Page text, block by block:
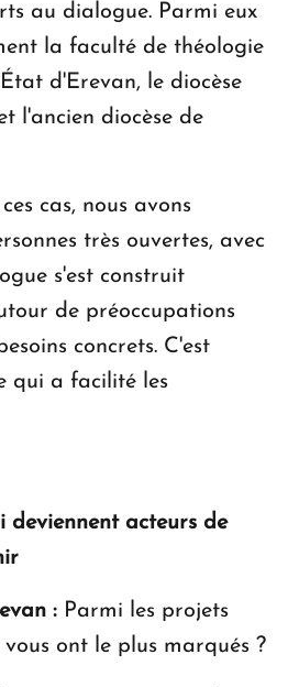
au dialogue. Parmi eux
la faculté de théologie
d'Erevan, le diocèse
l'ancien diocèse de
cas, nous avons
très ouvertes, avec
s'est construit
de préoccupations
concrets. C'est
qui a facilité les
deviennent acteurs de
: Parmi les projets
vous ont le plus marqués ?